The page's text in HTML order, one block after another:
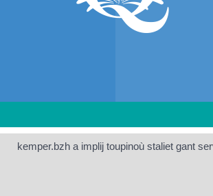
kemper.bzh a implij toupinoù staliet gant